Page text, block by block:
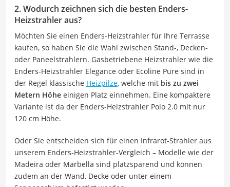
2. Wodurch zeichnen sich die besten Enders-
Heizstrahler aus?
Möchten Sie einen Enders-Heizstrahler für Ihre Terrasse
kaufen, so haben Sie die Wahl zwischen Stand-, Decken-
oder Paneelstrahlern. Gasbetriebene Heizstrahler wie die
Enders-Heizstrahler Elegance oder Ecoline Pure sind in
der Regel klassische Heizpilze, welche mit bis zu zwei
Metern Höhe einigen Platz einnehmen. Eine kompaktere
Variante ist da der Enders-Heizstrahler Polo 2.0 mit nur
120 cm Höhe.
Oder Sie entscheiden sich für einen Infrarot-Strahler aus
unserem Enders-Heizstrahler-Vergleich – Modelle wie der
Madeira oder Marbella sind platzsparend und können
zudem an der Wand, Decke oder unter einem